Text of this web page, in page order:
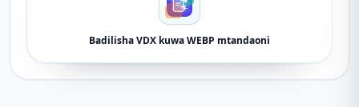
Badilisha VDX kuwa WEBP mtandaoni